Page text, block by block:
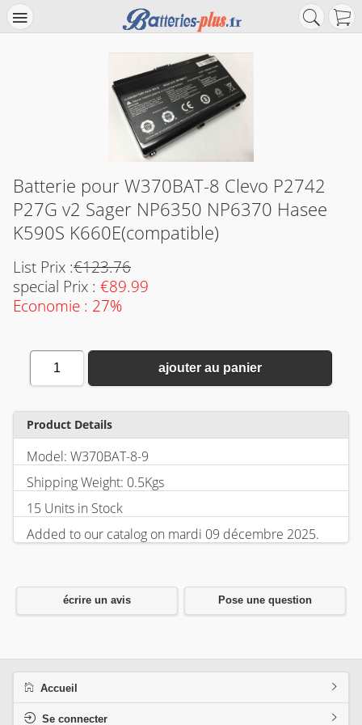
Batterie pour W370BAT-8 Clevo P2742
P27G v2 Sager NP6350 NP6370 Hasee
K590S K660E(compatible)
List Prix :€123.76
special Prix : €89.99
Economie : 27%
1 ajouter au panier
Product Details
Model: W370BAT-8-9
Shipping Weight: 0.5Kgs
15 Units in Stock
Added to our catalog on mardi 09 décembre 2025.
écrire un avis Pose une question
Accueil
Se connecter